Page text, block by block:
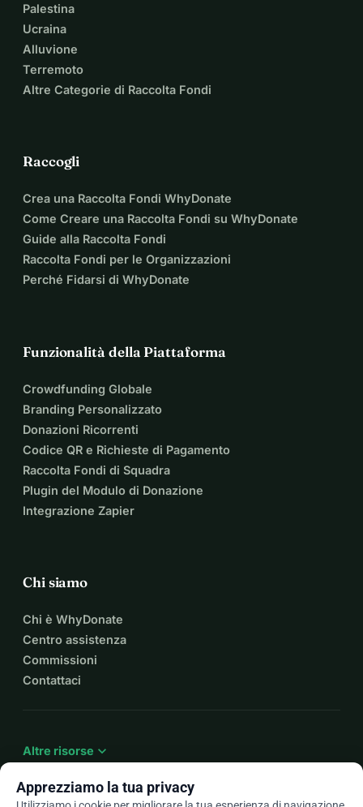
Palestina
Ucraina
Alluvione
Terremoto
Altre Categorie di Raccolta Fondi
Raccogli
Crea una Raccolta Fondi WhyDonate
Come Creare una Raccolta Fondi su WhyDonate
Guide alla Raccolta Fondi
Raccolta Fondi per le Organizzazioni
Perché Fidarsi di WhyDonate
Funzionalità della Piattaforma
Crowdfunding Globale
Branding Personalizzato
Donazioni Ricorrenti
Codice QR e Richieste di Pagamento
Raccolta Fondi di Squadra
Plugin del Modulo di Donazione
Integrazione Zapier
Chi siamo
Chi è WhyDonate
Centro assistenza
Commissioni
Contattaci
Altre risorse expand_more
Apprezziamo la tua privacy